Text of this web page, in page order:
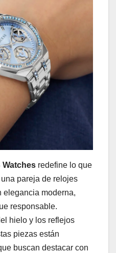
Watches redefine lo que
pareja de relojes
elegancia moderna,
responsable.
hielo y los reflejos
piezas están
buscan destacar con